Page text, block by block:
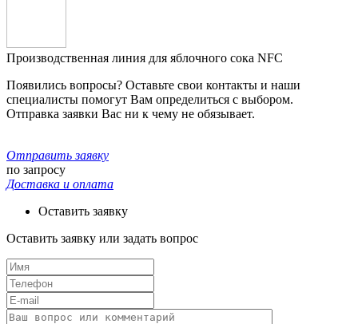
Производственная линия для яблочного сока NFC
Появились вопросы? Оставьте свои контакты и наши
специалисты помогут Вам определиться с выбором.
Отправка заявки Вас ни к чему не обязывает.
Отправить заявку
по запросу
Доставка и оплата
Оставить заявку
Оставить заявку или задать вопрос